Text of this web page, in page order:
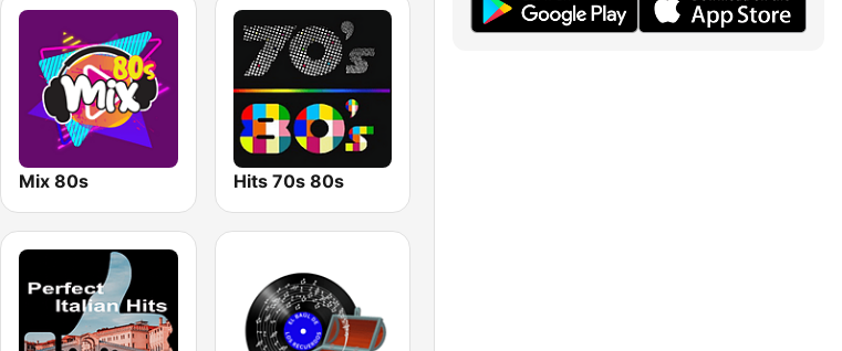
Mix 80s Hits 70s 80s